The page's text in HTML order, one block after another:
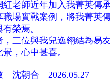
紅老師近年加入我菁英傳
職場實戰案例，將我菁英
榮焉。
，三位與我兒逸翎結為易
，心中甚喜。
沈朝合 2026.05.27